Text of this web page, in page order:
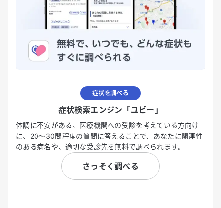
症状を調べる
症状検索エンジン「ユビー」
体調に不安がある、医療機関への受診を考えている方向け
に、20〜30問程度の質問に答えることで、あなたに関連性
のある病名や、適切な受診先を無料で調べられます。
さっそく調べる